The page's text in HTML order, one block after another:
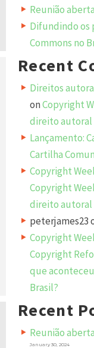
Reunião
Difundindo os
Commons no
Recent
Direitos
onCopyright
direito autoral
Lançamento:
Cartilha
Copyright
Copyright
direito autoral
peterjames23
Copyright
Copyright
que
Brasil?
Recent
Reunião
January 30, 2024